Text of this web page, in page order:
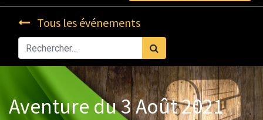
Tous les événements
Aventure du 3 Août 2021